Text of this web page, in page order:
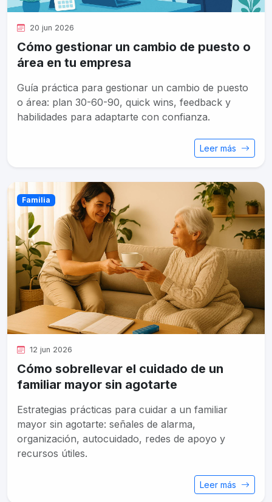
20 jun 2026
Cómo gestionar un cambio de puesto o
área en tu empresa
Guía práctica para gestionar un cambio de puesto
o área: plan 30-60-90, quick wins, feedback y
habilidades para adaptarte con confianza.
Leer más
Familia
12 jun 2026
Cómo sobrellevar el cuidado de un
familiar mayor sin agotarte
Estrategias prácticas para cuidar a un familiar
mayor sin agotarte: señales de alarma,
organización, autocuidado, redes de apoyo y
recursos útiles.
Leer más